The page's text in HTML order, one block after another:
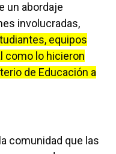
un abordaje
involucradas,
equipos
como lo hicieron
de Educación a
comunidad que las